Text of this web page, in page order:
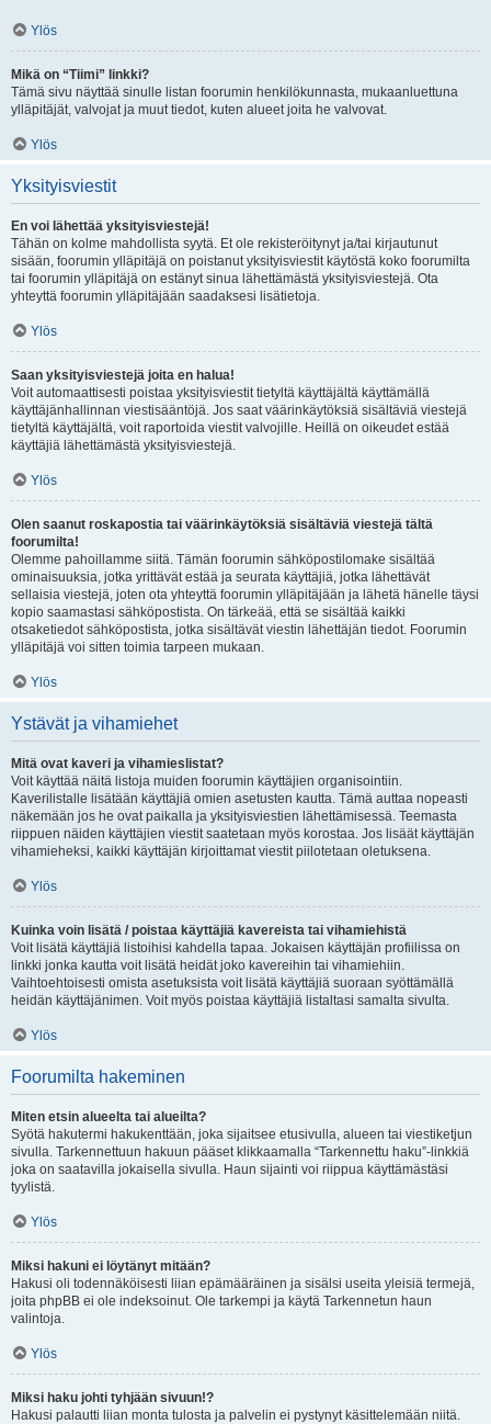
Ylös
Mikä on “Tiimi” linkki?
Tämä sivu näyttää sinulle listan foorumin henkilökunnasta, mukaanluettuna
ylläpitäjät, valvojat ja muut tiedot, kuten alueet joita he valvovat.
Ylös
Yksityisviestit
En voi lähettää yksityisviestejä!
Tähän on kolme mahdollista syytä. Et ole rekisteröitynyt ja/tai kirjautunut
sisään, foorumin ylläpitäjä on poistanut yksityisviestit käytöstä koko foorumilta
tai foorumin ylläpitäjä on estänyt sinua lähettämästä yksityisviestejä. Ota
yhteyttä foorumin ylläpitäjään saadaksesi lisätietoja.
Ylös
Saan yksityisviestejä joita en halua!
Voit automaattisesti poistaa yksityisviestit tietyltä käyttäjältä käyttämällä
käyttäjänhallinnan viestisääntöjä. Jos saat väärinkäytöksiä sisältäviä viestejä
tietyltä käyttäjältä, voit raportoida viestit valvojille. Heillä on oikeudet estää
käyttäjiä lähettämästä yksityisviestejä.
Ylös
Olen saanut roskapostia tai väärinkäytöksiä sisältäviä viestejä tältä
foorumilta!
Olemme pahoillamme siitä. Tämän foorumin sähköpostilomake sisältää
ominaisuuksia, jotka yrittävät estää ja seurata käyttäjiä, jotka lähettävät
sellaisia viestejä, joten ota yhteyttä foorumin ylläpitäjään ja lähetä hänelle täysi
kopio saamastasi sähköpostista. On tärkeää, että se sisältää kaikki
otsaketiedot sähköpostista, jotka sisältävät viestin lähettäjän tiedot. Foorumin
ylläpitäjä voi sitten toimia tarpeen mukaan.
Ylös
Ystävät ja vihamiehet
Mitä ovat kaveri ja vihamieslistat?
Voit käyttää näitä listoja muiden foorumin käyttäjien organisointiin.
Kaverilistalle lisätään käyttäjiä omien asetusten kautta. Tämä auttaa nopeasti
näkemään jos he ovat paikalla ja yksityisviestien lähettämisessä. Teemasta
riippuen näiden käyttäjien viestit saatetaan myös korostaa. Jos lisäät käyttäjän
vihamieheksi, kaikki käyttäjän kirjoittamat viestit piilotetaan oletuksena.
Ylös
Kuinka voin lisätä / poistaa käyttäjiä kavereista tai vihamiehistä
Voit lisätä käyttäjiä listoihisi kahdella tapaa. Jokaisen käyttäjän profiilissa on
linkki jonka kautta voit lisätä heidät joko kavereihin tai vihamiehiin.
Vaihtoehtoisesti omista asetuksista voit lisätä käyttäjiä suoraan syöttämällä
heidän käyttäjänimen. Voit myös poistaa käyttäjiä listaltasi samalta sivulta.
Ylös
Foorumilta hakeminen
Miten etsin alueelta tai alueilta?
Syötä hakutermi hakukenttään, joka sijaitsee etusivulla, alueen tai viestiketjun
sivulla. Tarkennettuun hakuun pääset klikkaamalla “Tarkennettu haku”-linkkiä
joka on saatavilla jokaisella sivulla. Haun sijainti voi riippua käyttämästäsi
tyylistä.
Ylös
Miksi hakuni ei löytänyt mitään?
Hakusi oli todennäköisesti liian epämääräinen ja sisälsi useita yleisiä termejä,
joita phpBB ei ole indeksoinut. Ole tarkempi ja käytä Tarkennetun haun
valintoja.
Ylös
Miksi haku johti tyhjään sivuun!?
Hakusi palautti liian monta tulosta ja palvelin ei pystynyt käsittelemään niitä.